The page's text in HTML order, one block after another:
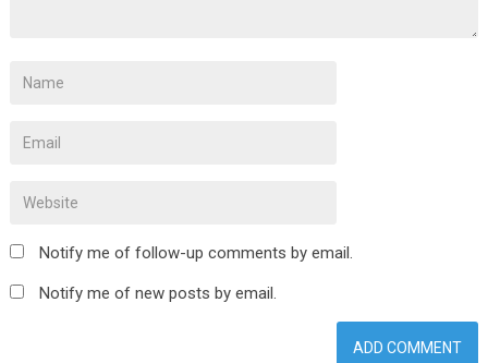
Notify me of follow-up comments by email.
Notify me of new posts by email.